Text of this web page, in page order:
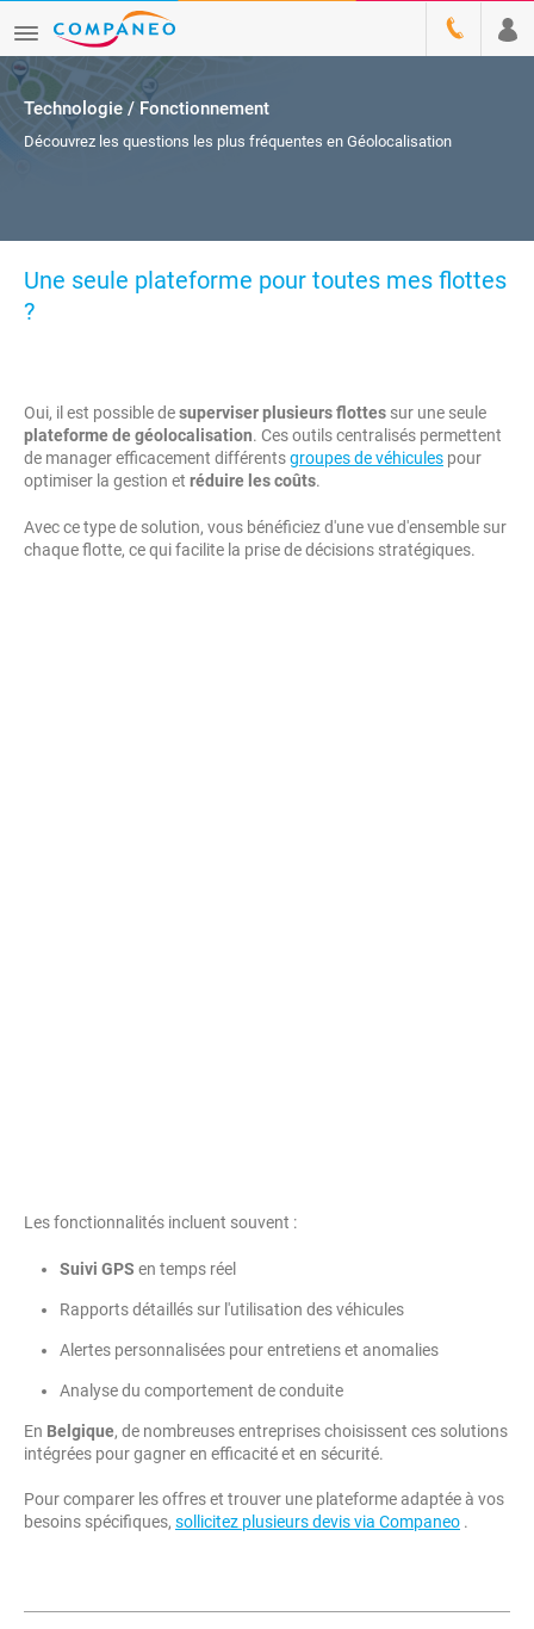
Technologie / Fonctionnement
Découvrez les questions les plus fréquentes en Géolocalisation
Une seule plateforme pour toutes mes flottes
?
Oui, il est possible desuperviser plusieurs flottes sur une seule
plateforme de géolocalisation. Ces outils centralisés permettent
de manager efficacement différentsgroupes de véhicules pour
optimiser la gestion et réduire les coûts.
Avec ce type de solution, vous bénéficiez d'une vue d'ensemble sur
chaque flotte, ce qui facilite la prise de décisions stratégiques.
Les fonctionnalités incluent souvent :
Suivi GPS en temps réel
Rapports détaillés sur l'utilisation des véhicules
Alertes personnalisées pour entretiens et anomalies
Analyse du comportement de conduite
En Belgique, de nombreuses entreprises choisissent ces solutions
intégrées pour gagner en efficacité et en sécurité.
Pour comparer les offres et trouver une plateforme adaptée à vos
besoins spécifiques, sollicitez plusieurs devis via Companeo .